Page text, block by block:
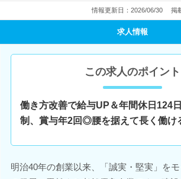
情報更新日：2026/06/30 掲
求人情報
この求人のポイント
働き方改善で給与UP＆年間休日124
制、賞与年2回◎腰を据えて長く働け
明治40年の創業以来、「誠実・堅実」を